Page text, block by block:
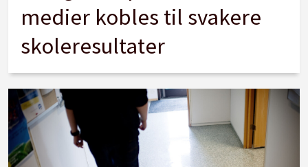
medier kobles til svakere
skoleresultater